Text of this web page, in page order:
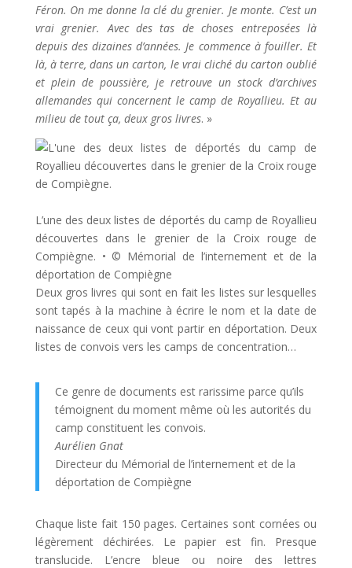
Féron. On me donne la clé du grenier. Je monte. C’est un
vrai grenier. Avec des tas de choses entreposées là
depuis des dizaines d’années. Je commence à fouiller. Et
là, à terre, dans un carton, le vrai cliché du carton oublié
et plein de poussière, je retrouve un stock d’archives
allemandes qui concernent le camp de Royallieu. Et au
milieu de tout ça, deux gros livres. »
L’une des deux listes de déportés du camp de Royallieu
découvertes dans le grenier de la Croix rouge de
Compiègne. •© Mémorial de l’internement et de la
déportation de Compiègne
Deux gros livres qui sont en fait les listes sur lesquelles
sont tapés à la machine à écrire le nom et la date de
naissance de ceux qui vont partir en déportation. Deux
listes de convois vers les camps de concentration…
Ce genre de documents est rarissime parce qu’ils
témoignent du moment même où les autorités du
camp constituent les convois.
Aurélien Gnat
Directeur du Mémorial de l’internement et de la
déportation de Compiègne
Chaque liste fait 150 pages. Certaines sont cornées ou
légèrement déchirées. Le papier est fin. Presque
translucide. L’encre bleue ou noire des lettres